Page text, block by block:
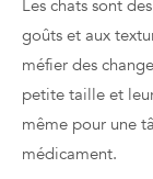
Les chats sont
goûts et aux
méfier des
petite taille et
même pour une
médicament.